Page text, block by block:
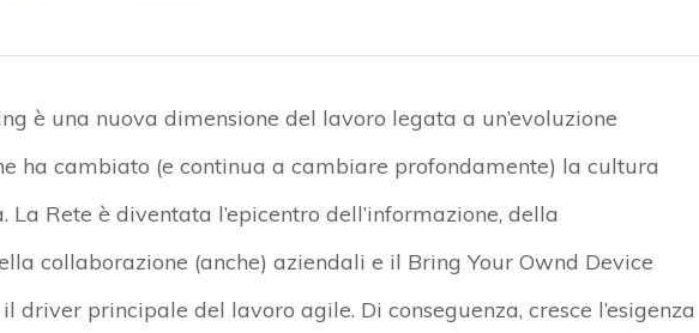
è una nuova dimensione del lavoro legata a un’evoluzione
ha cambiato (e continua a cambiare profondamente) la cultura
La Rete è diventata l’epicentro dell’informazione, della
collaborazione (anche) aziendali e il Bring Your Ownd Device
driver principale del lavoro agile. Di conseguenza, cresce l’esigenza